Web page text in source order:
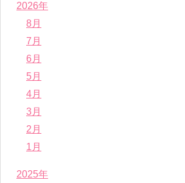
2026年
8月
7月
6月
5月
4月
3月
2月
1月
2025年